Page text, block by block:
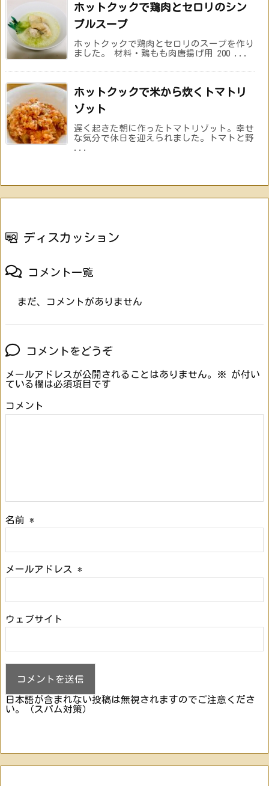
ホットクックで鶏肉とセロリのシン
プルスープ
ホットクックで鶏肉とセロリのスープを作り
ました。 材料・鶏もも肉唐揚げ用 200 ...
ホットクックで米から炊くトマトリ
ゾット
遅く起きた朝に作ったトマトリゾット。幸せ
な気分で休日を迎えられました。トマトと野
...
ディスカッション
コメント一覧
まだ、コメントがありません
コメントをどうぞ
メールアドレスが公開されることはありません。 ※ が付い
ている欄は必須項目です
コメント
名前 *
メールアドレス *
ウェブサイト
日本語が含まれない投稿は無視されますのでご注意くださ
い。（スパム対策）